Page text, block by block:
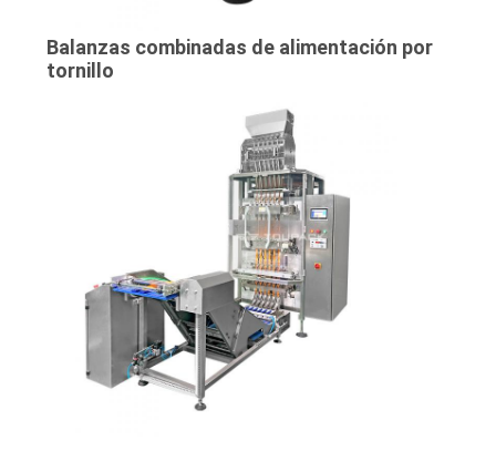
Balanzas combinadas de alimentación por
tornillo